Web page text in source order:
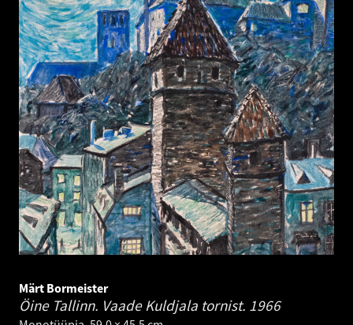
Märt Bormeister
Öine Tallinn. Vaade Kuldjala tornist. 1966